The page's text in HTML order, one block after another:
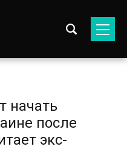
начать
после
экс-